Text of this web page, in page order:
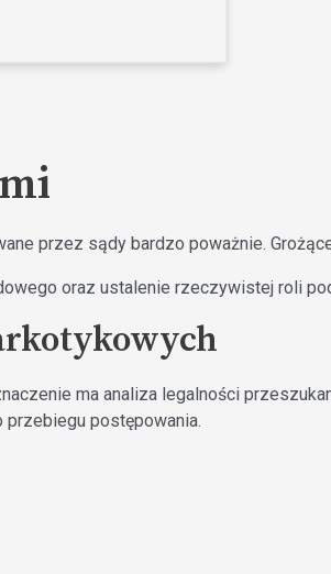
przez sądy bardzo poważnie.
oraz ustalenie rzeczywistej roli
ma analiza legalności
przebiegu postępowania.